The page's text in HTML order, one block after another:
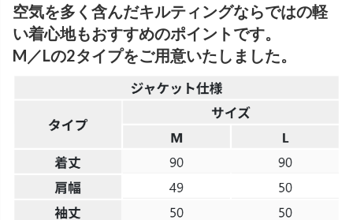
空気を多く含んだキルティングならではの軽
い着心地もおすすめのポイントです。
M／Lの2タイプをご用意いたしました。